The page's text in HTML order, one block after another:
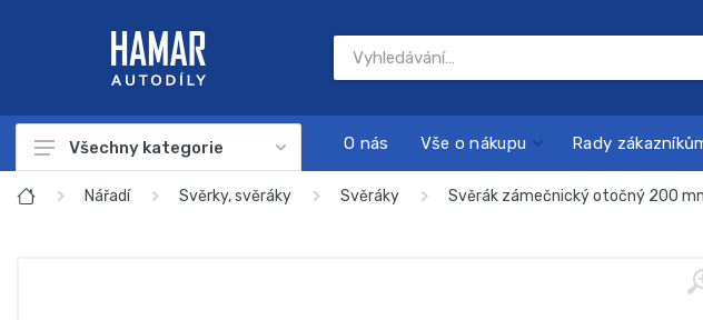
Autodíly
Všechny kategorie O nás Vše o nákupu Rady
Nářadí Svěrky, svěráky Svěráky Svěrák zámečnický otočný 200